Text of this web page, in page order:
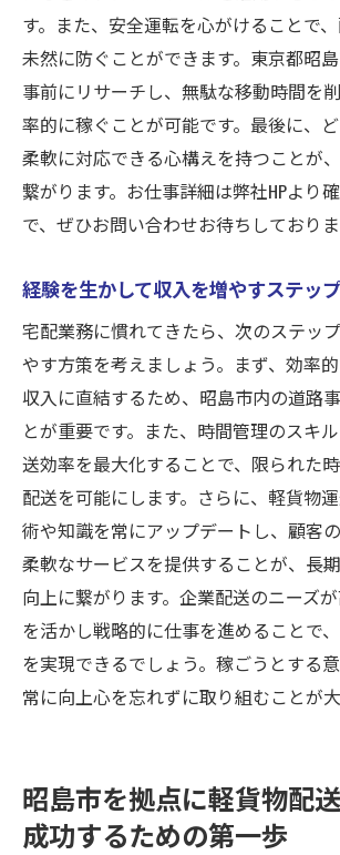
す。また、安全運転を心がけることで
未然に防ぐことができます。東京都昭
事前にリサーチし、無駄な移動時間を
率的に稼ぐことが可能です。最後に、
柔軟に対応できる心構えを持つことが
繋がります。お仕事詳細は弊社HPより
で、ぜひお問い合わせお待ちしておりま
経験を生かして収入を増やすステップ
宅配業務に慣れてきたら、次のステッ
やす方策を考えましょう。まず、効率
収入に直結するため、昭島市内の道路
とが重要です。また、時間管理のスキ
送効率を最大化することで、限られた
配送を可能にします。さらに、軽貨物
術や知識を常にアップデートし、顧客
柔軟なサービスを提供することが、長
向上に繋がります。企業配送のニーズ
を活かし戦略的に仕事を進めることで
を実現できるでしょう。稼ごうとする意
常に向上心を忘れずに取り組むことが大
昭島市を拠点に軽貨物配
成功するための第一歩